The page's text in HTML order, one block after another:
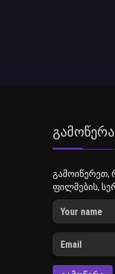
Გამოწერა
გამოიწერეთ,
ფილმების,